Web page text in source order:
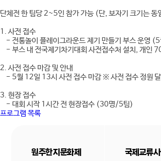
단체전 한 팀당 2~5인 참가 가능 (단, 보자기 크기는 동
1. 사전 접수
- 전통놀이 플레이그라운드 제기 만들기 부스 운영
- 부스 내 전국제기차기대회 사전접수처 설치, 개인
2. 사전 접수 마감 및 안내
- 5월 12일 13시 사전 접수 마감 ※ 사전 접수 정원 달
3. 현장 접수
- 대회 시작 1시간 전 현장접수 (30명/5팀)
프로그램 목록
원주한지문화제 국제교류